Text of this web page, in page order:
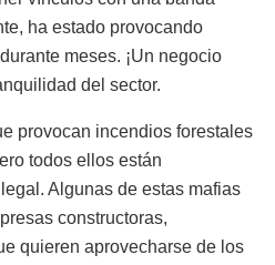
ha estado provocando
meses. ¡Un negocio
del sector.
provocan incendios forestales
todos ellos están
Algunas de estas mafias
constructoras,
quieren aprovecharse de los